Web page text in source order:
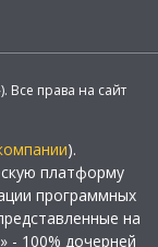
Все права на сайт
).
платформу
программных
на
100% дочерней